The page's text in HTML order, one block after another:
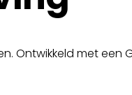
Ontwikkeld met een